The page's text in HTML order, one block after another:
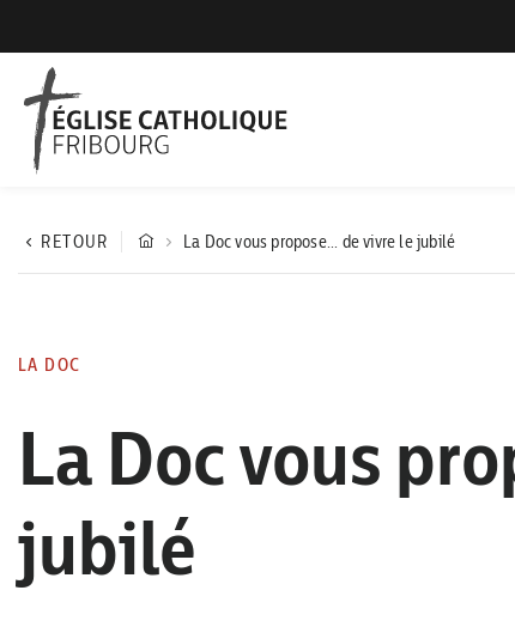
RETOUR La Doc vous propose... de vivre le jubilé
LA DOC
La Doc vous
jubilé